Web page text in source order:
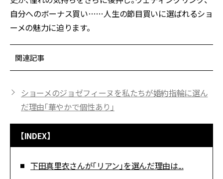
自分へのボーナス買い……人生の節目買いに選ばれるショ
ーメの魅力に迫ります。
関連記事
ショーメのジョゼフィーヌを私たちが婚約指輪に選ん
だ理由「華やかで個性あり」
【INDEX】
下田真里衣さんが「リアン」を選んだ理由は...